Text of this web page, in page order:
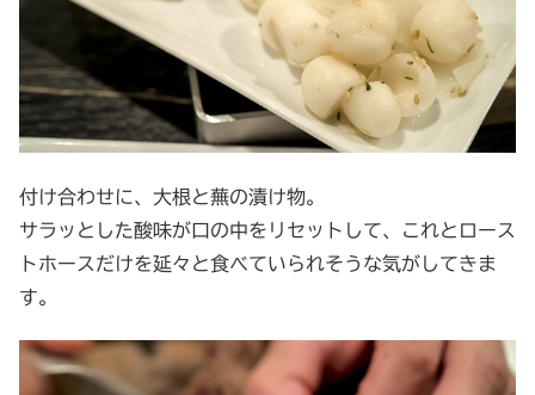
付け合わせに、大根と蕪の漬け物。
サラッとした酸味が口の中をリセットして、これとロース
トホースだけを延々と食べていられそうな気がしてきま
す。